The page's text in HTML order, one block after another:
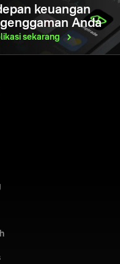
keuangan
Anda
sekarang